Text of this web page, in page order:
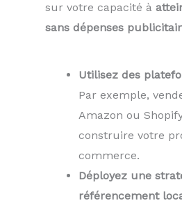
sur votre capacité à
sans dépenses
Utilisez des
Par exemple,
Amazon ou
construire votre
commerce.
Déployez une
référencement